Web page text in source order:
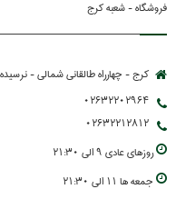
فروشگاه - شعبه کرج
کرج - چهارراه طالقانی شمالی -
02632202964
02632212812
روزهاي عادي 9 الي 21:30
جمعه ها 11 الي 21:30